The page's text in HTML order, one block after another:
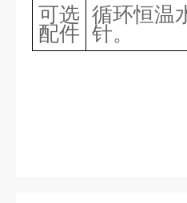
可选
配件
循环恒温
针。